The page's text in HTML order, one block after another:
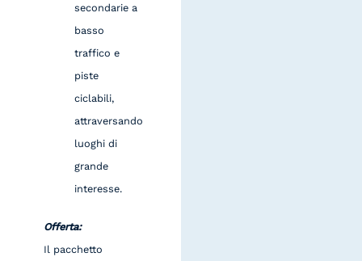
secondarie a
basso
traffico e
piste
ciclabili,
attraversando
luoghi di
grande
interesse.
Offerta:
Il pacchetto